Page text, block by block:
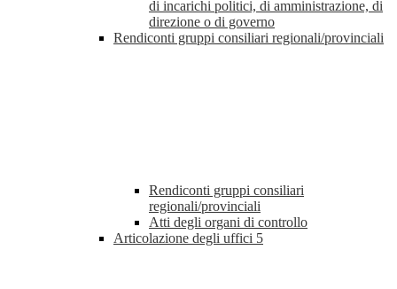
di incarichi politici, di amministrazione, di
direzione o di governo
Rendiconti gruppi consiliari regionali/provinciali
Rendiconti gruppi consiliari
regionali/provinciali
Atti degli organi di controllo
Articolazione degli uffici 5